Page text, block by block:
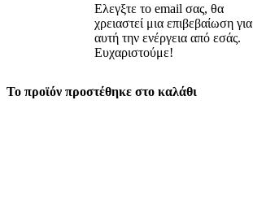
Ελεγξτε το email σας, θα
χρειαστεί μια επιβεβαίωση για
αυτή την ενέργεια από εσάς.
Ευχαριστούμε!
Το προϊόν προστέθηκε στο καλάθι